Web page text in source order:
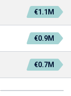
€1.1M
€0.9M
€0.7M